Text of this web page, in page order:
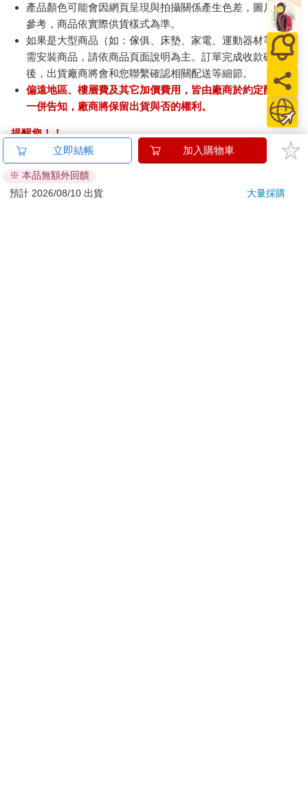
產品顏色可能會因網頁呈現與拍攝關係產生色差，圖片僅供
參考，商品依實際供貨樣式為準。
如果是大型商品（如：傢俱、床墊、家電、運動器材等）及
需安裝商品，請依商品頁面說明為主。訂單完成收款確認
後，出貨廠商將會和您聯繫確認相關配送等細節。
偏遠地區、樓層費及其它加價費用，皆由廠商於約定配送時
一併告知，廠商將保留出貨與否的權利。
提醒您！！
金石堂及銀行均不會請您操作ATM! 如接獲電話要求您前往
ATM提款機，請不要聽從指示，以免受騙上當！
退換貨須知：
立即結帳 加入購物車
※ 本品無額外回饋
預計 2026/08/10 出貨
大量採購